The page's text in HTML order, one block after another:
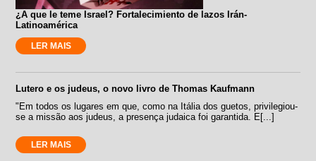
¿A que le teme Israel? Fortalecimiento de lazos Irán-
Latinoamérica
LER MAIS
Lutero e os judeus, o novo livro de Thomas Kaufmann
"Em todos os lugares em que, como na Itália dos guetos, privilegiou-
se a missão aos judeus, a presença judaica foi garantida. E[...]
LER MAIS